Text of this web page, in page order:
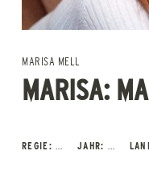
MARISA MELL
MARISA:
REGIE: ... JAHR: ...